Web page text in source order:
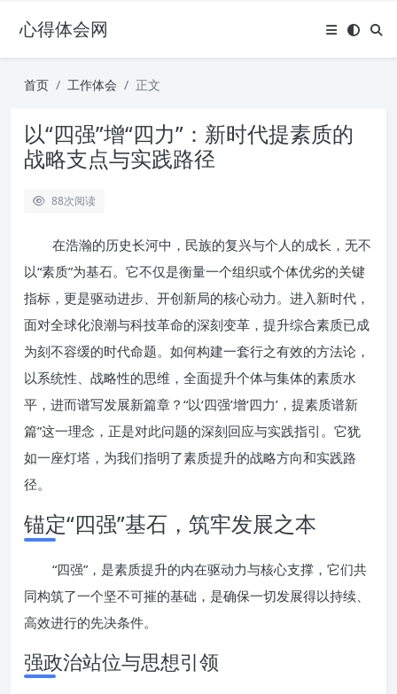
心得体会网
首页 工作体会 正文
以“四强”增“四力”：新时代提素质的
战略支点与实践路径
88次阅读
在浩瀚的历史长河中，民族的复兴与个人的成长，无不
以“素质”为基石。它不仅是衡量一个组织或个体优劣的关键
指标，更是驱动进步、开创新局的核心动力。进入新时代，
面对全球化浪潮与科技革命的深刻变革，提升综合素质已成
为刻不容缓的时代命题。如何构建一套行之有效的方法论，
以系统性、战略性的思维，全面提升个体与集体的素质水
平，进而谱写发展新篇章？“以‘四强’增‘四力’，提素质谱新
篇”这一理念，正是对此问题的深刻回应与实践指引。它犹
如一座灯塔，为我们指明了素质提升的战略方向和实践路
径。
锚定“四强”基石，筑牢发展之本
“四强”，是素质提升的内在驱动力与核心支撑，它们共
同构筑了一个坚不可摧的基础，是确保一切发展得以持续、
高效进行的先决条件。
强政治站位与思想引领